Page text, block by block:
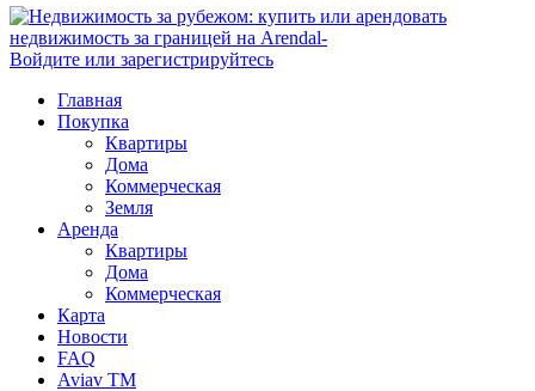
Войдите или зарегистрируйтесь
Главная
Покупка
Квартиры
Дома
Коммерческая
Земля
Аренда
Квартиры
Дома
Коммерческая
Карта
Новости
FAQ
Aviav TM